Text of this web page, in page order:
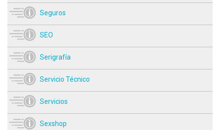
Seguros
SEO
Serigrafía
Servicio Técnico
Servicios
Sexshop